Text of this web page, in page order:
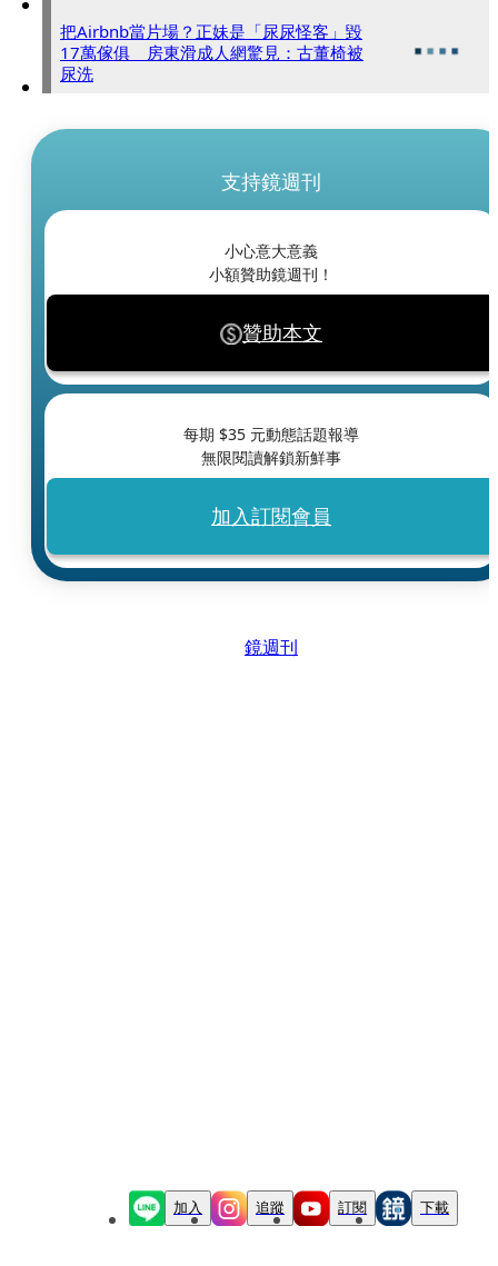
把Airbnb當片場？正妹是「尿尿怪客」毀
17萬傢俱 房東滑成人網驚見：古董椅被
尿洗
支持鏡週刊
小心意大意義
小額贊助鏡週刊！
贊助本文
每期 $35 元動態話題報導
無限閱讀解鎖新鮮事
加入訂閱會員
鏡週刊
加入 追蹤 訂閱 下載